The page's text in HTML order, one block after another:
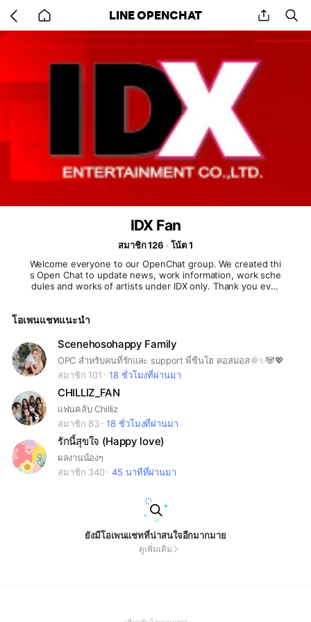
back
to
LINE OPENCHAT share
IDX Fan
สมาชิก 126
โน้ต 1
Welcome everyone to our OpenChat group. We created thi
s Open Chat to update news, work information, work sche
dules and works of artists under IDX only. Thank you ever
โอเพนแชทแนะนำ
Scenehosohappy Family
OPC สำหรับคนที่รักและ support พี่ซีนโฮ คอสมอส🌞✨🐼💖
สมาชิก 101
18 ชั่วโมงที่ผ่านมา
CHILLIZ_FAN
แฟนคลับ Chilliz
สมาชิก 83
18 ชั่วโมงที่ผ่านมา
รักนี้สุขใจ (Happy love)
ผลงานน้องๆ
สมาชิก 340
45 นาทีที่ผ่านมา
ยังมีโอเพนแชทที่น่าสนใจอีกมากมาย
ดูเพิ่มเติม